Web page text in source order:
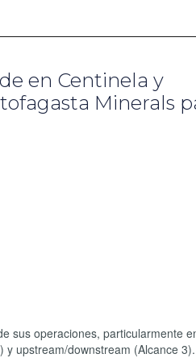
en Centinela y
Minerals
sus operaciones, particularmente
upstream/downstream (Alcance 3).